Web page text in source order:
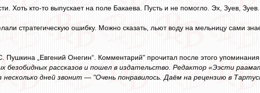
Хоть кто-то выпускает на поле Бакаева. Пусть и не помогло. Эх, Зуев, Зуев..
стратегическую ошибку. Можно сказать, льют воду на мельницу сами
„Евгений Онегин“. Комментарий" прочитал после этого
рассказов и пошел в издательство. Редактор «Ээсти
несколько дней звонит — "Очень понравилось. Даём на рецензию в